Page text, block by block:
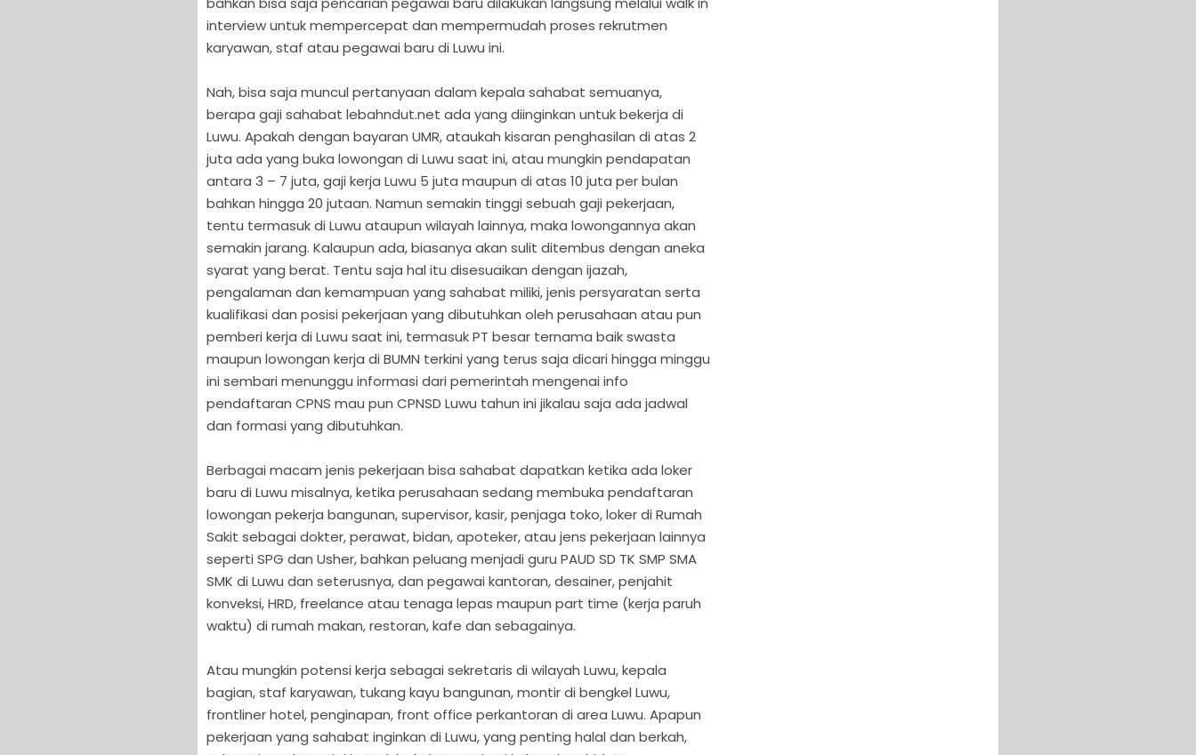
interview untuk mempercepat dan mempermudah proses rekrutmen
karyawan, staf atau pegawai baru di Luwu ini.
Nah, bisa saja muncul pertanyaan dalam kepala sahabat semuanya,
berapa gaji sahabat lebahndut.net ada yang diinginkan untuk bekerja di
Luwu. Apakah dengan bayaran UMR, ataukah kisaran penghasilan di atas 2
juta ada yang buka lowongan di Luwu saat ini, atau mungkin pendapatan
antara 3 – 7 juta, gaji kerja Luwu 5 juta maupun di atas 10 juta per bulan
bahkan hingga 20 jutaan. Namun semakin tinggi sebuah gaji pekerjaan,
tentu termasuk di Luwu ataupun wilayah lainnya, maka lowongannya akan
semakin jarang. Kalaupun ada, biasanya akan sulit ditembus dengan aneka
syarat yang berat. Tentu saja hal itu disesuaikan dengan ijazah,
pengalaman dan kemampuan yang sahabat miliki, jenis persyaratan serta
kualifikasi dan posisi pekerjaan yang dibutuhkan oleh perusahaan atau pun
pemberi kerja di Luwu saat ini, termasuk PT besar ternama baik swasta
maupun lowongan kerja di BUMN terkini yang terus saja dicari hingga minggu
ini sembari menunggu informasi dari pemerintah mengenai info
pendaftaran CPNS mau pun CPNSD Luwu tahun ini jikalau saja ada jadwal
dan formasi yang dibutuhkan.
Berbagai macam jenis pekerjaan bisa sahabat dapatkan ketika ada loker
baru di Luwu misalnya, ketika perusahaan sedang membuka pendaftaran
lowongan pekerja bangunan, supervisor, kasir, penjaga toko, loker di Rumah
Sakit sebagai dokter, perawat, bidan, apoteker, atau jens pekerjaan lainnya
seperti SPG dan Usher, bahkan peluang menjadi guru PAUD SD TK SMP SMA
SMK di Luwu dan seterusnya, dan pegawai kantoran, desainer, penjahit
konveksi, HRD, freelance atau tenaga lepas maupun part time (kerja paruh
waktu) di rumah makan, restoran, kafe dan sebagainya.
Atau mungkin potensi kerja sebagai sekretaris di wilayah Luwu, kepala
bagian, staf karyawan, tukang kayu bangunan, montir di bengkel Luwu,
frontliner hotel, penginapan, front office perkantoran di area Luwu. Apapun
pekerjaan yang sahabat inginkan di Luwu, yang penting halal dan berkah,